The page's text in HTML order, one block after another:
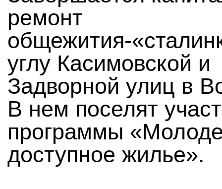
ремонт
общежития-
углу Касимовской и
Задворной улиц в
В нем поселят
программы
доступное жилье».